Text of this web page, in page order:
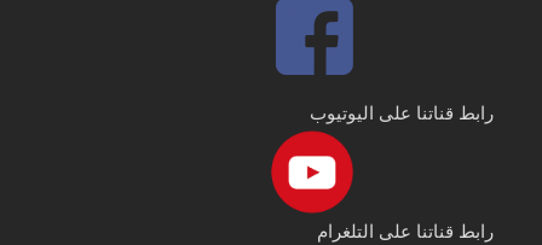
رابط قناتنا على اليوتيوب
رابط قناتنا على التلغرام